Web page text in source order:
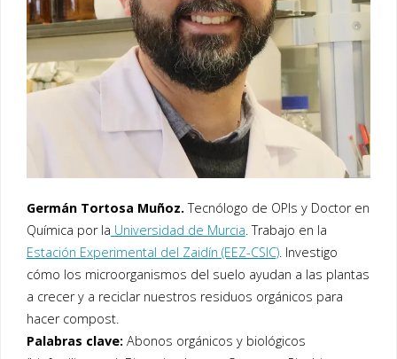
Germán Tortosa Muñoz.Tecnólogo de OPIs y Doctor en
Química por la Universidad de Murcia. Trabajo en la
Estación Experimental del Zaidín (EEZ-CSIC). Investigo
cómo los microorganismos del suelo ayudan a las plantas
a crecer y a reciclar nuestros residuos orgánicos para
hacer compost.
Palabras clave:Abonos orgánicos y biológicos